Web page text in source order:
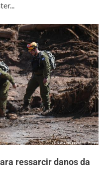
ressarcir danos da